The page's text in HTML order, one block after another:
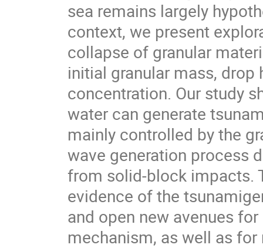
sea remains largely
context, we present
collapse of granular
initial granular mass,
concentration. Our study
water can generate
mainly controlled by the
wave generation process
from solid-block impacts.
evidence of the
and open new avenues
mechanism, as well as